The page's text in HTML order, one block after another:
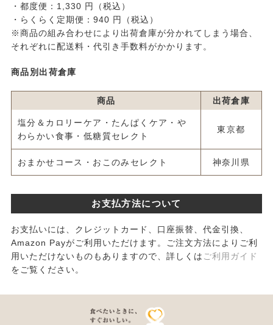
・都度便：1,330 円（税込）
・らくらく定期便：940 円（税込）
※商品の組み合わせにより出荷倉庫が分かれてしまう場合、
それぞれに配送料・代引き手数料がかかります。
商品別出荷倉庫
商品 出荷倉庫
塩分＆カロリーケア・たんぱくケア・や
わらかい食事・低糖質セレクト
東京都
おまかせコース・おこのみセレクト 神奈川県
お支払方法について
お支払いには、クレジットカード、口座振替、代金引換、
Amazon Payがご利用いただけます。ご注文方法によりご利
用いただけないものもありますので、詳しくは ご利用ガイド
をご覧ください。